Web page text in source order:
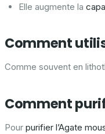
Elle augmente la
Comment
Comme souvent en
Comment
Pour purifier l’Agate